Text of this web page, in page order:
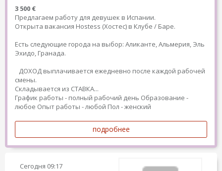
3 500 €
Предлагаем работу для девушек в Испании.
Открыта вакансия Hostess (Хостес) в Клубе / Баре.
Есть следующие города на выбор: Аликанте, Альмерия, Эль
Эхидо, Гранада.
ДОХОД выплачивается ежедневно после каждой рабочей
смены.
Складывается из СТАВКА...
График работы - полный рабочий день Образование -
любое Опыт работы - любой Пол - женский
подробнее
Сегодня 09:17